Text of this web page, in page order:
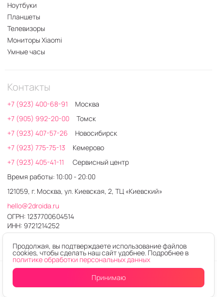
Купить в один клик
Ноутбуки
Планшеты
Телевизоры
Мониторы Xiaomi
Умные часы
Контакты
+7 (923) 400-68-91
Москва
+7 (905) 992-20-00
Томск
+7 (923) 407-57-26
Новосибирск
+7 (923) 775-75-13
Кемерово
+7 (923) 405-41-11
Сервисный центр
Время работы: 10:00 - 20:00
121059, г. Москва, ул. Киевская, 2, ТЦ «Киевский»
hello@2droida.ru
ОГРН: 1237700604514
ИНН: 9721214252
© 2026. Любое использование контента без письменного
Интернет-магазин электроники 2DROIDA
Продолжая, вы подтверждаете использование файлов
cookies, чтобы сделать наш сайт удобнее. Подробнее в
политике обработки персональных данных
Принимаю